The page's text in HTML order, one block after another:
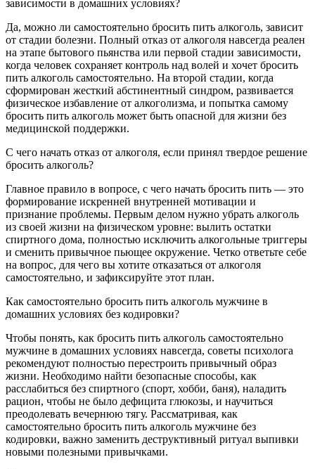
зависимости в домашних условиях?
Да, можно ли самостоятельно бросить пить алкоголь, зависит
от стадии болезни. Полный отказ от алкоголя навсегда реален
на этапе бытового пьянства или первой стадии зависимости,
когда человек сохраняет контроль над волей и хочет бросить
пить алкоголь самостоятельно. На второй стадии, когда
сформирован жесткий абстинентный синдром, развивается
физическое избавление от алкоголизма, и попытка самому
бросить пить алкоголь может быть опасной для жизни без
медицинской поддержки.
С чего начать отказ от алкоголя, если принял твердое решение
бросить алкоголь?
Главное правило в вопросе, с чего начать бросить пить — это
формирование искренней внутренней мотивации и
признание проблемы. Первым делом нужно убрать алкоголь
из своей жизни на физическом уровне: вылить остатки
спиртного дома, полностью исключить алкогольные триггеры
и сменить привычное пьющее окружение. Четко ответьте себе
на вопрос, для чего вы хотите отказаться от алкоголя
самостоятельно, и зафиксируйте этот план.
Как самостоятельно бросить пить алкоголь мужчине в
домашних условиях без кодировки?
Чтобы понять, как бросить пить алкоголь самостоятельно
мужчине в домашних условиях навсегда, советы психолога
рекомендуют полностью перестроить привычный образ
жизни. Необходимо найти безопасные способы, как
расслабиться без спиртного (спорт, хобби, баня), наладить
рацион, чтобы не было дефицита глюкозы, и научиться
преодолевать вечернюю тягу. Рассматривая, как
самостоятельно бросить пить алкоголь мужчине без
кодировки, важно заменить деструктивный ритуал выпивки
новыми полезными привычками.